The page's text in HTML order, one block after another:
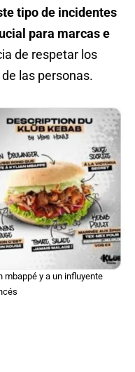
tipo de incidentes
para marcas e
de respetar los
las personas.
mbappé y a un influyente